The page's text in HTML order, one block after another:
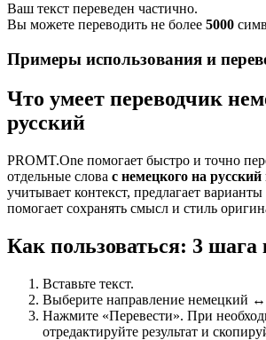
Ваш текст переведен частично.
Вы можете переводить не более 5000
Примеры использования и
Что умеет переводчик
русский
PROMT.One помогает быстро и точно
отдельные слова с немецкого на русский
учитывает контекст, предлагает
помогает сохранять смысл и стиль
Как пользоваться: 3 шага
Вставьте текст.
Выберите направление немецкий ↔
Нажмите «Перевести». При
отредактируйте результат и